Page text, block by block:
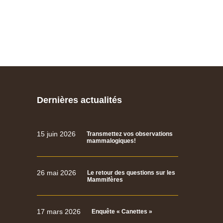
Dernières actualités
15 juin 2026
Transmettez vos observations
mammalogiques!
26 mai 2026
Le retour des questions sur les
Mammifères
17 mars 2026 Enquête « Canettes »